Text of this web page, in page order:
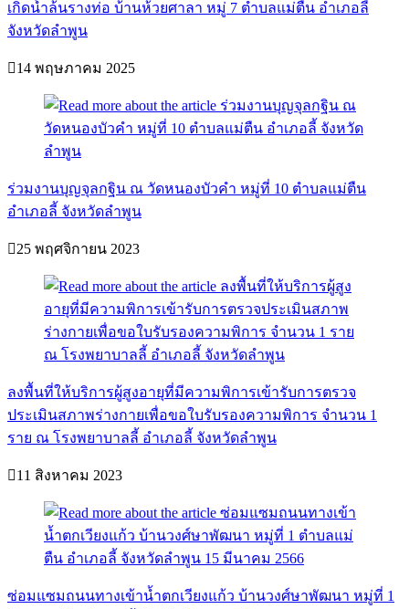
เกิดน้ำล้นรางท่อ บ้านห้วยศาลา หมู่ 7 ตำบลแม่ตืน อำเภอลี้
จังหวัดลำพูน
14 พฤษภาคม 2025
ร่วมงานบุญจุลกฐิน ณ วัดหนองบัวคำ หมู่ที่ 10 ตำบลแม่ตืน
อำเภอลี้ จังหวัดลำพูน
25 พฤศจิกายน 2023
ลงพื้นที่ให้บริการผู้สูงอายุที่มีความพิการเข้ารับการตรวจ
ประเมินสภาพร่างกายเพื่อขอใบรับรองความพิการ จำนวน 1
ราย ณ โรงพยาบาลลี้ อำเภอลี้ จังหวัดลำพูน
11 สิงหาคม 2023
ซ่อมแซมถนนทางเข้าน้ำตกเวียงแก้ว บ้านวงศ์ษาพัฒนา หมู่ที่ 1